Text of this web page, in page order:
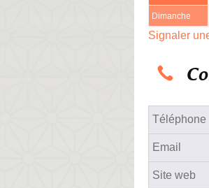
Dimanche
Signaler
Téléphone
Email
Site web